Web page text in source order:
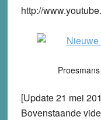
http://
[Update 21 mei
Bovenstaande